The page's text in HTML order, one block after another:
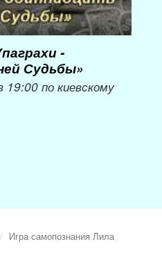
-
Судьбы»
19:00 по киевскому
Игра самопознания Лила